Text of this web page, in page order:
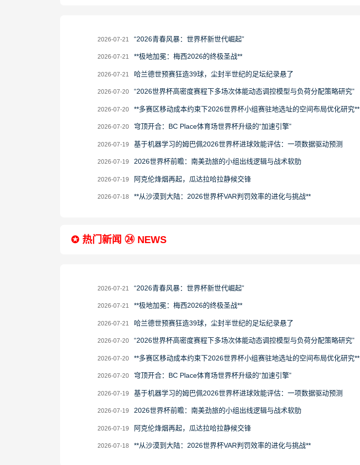
2026-
07-
21
2026-07-21 “2026青春风暴：世界杯新世代崛起”
2026-
07-
21
2026-07-21 **极地加冕：梅西2026的终极圣战**
2026-
07-
21
2026-07-21 哈兰德世预赛狂造39球，尘封半世纪的足坛纪录悬了
2026-
07-
20
2026-07-20 “2026世界杯高密度赛程下多场次体能动态调控模型与负荷分配策略研究”
2026-
07-
20
2026-07-20 **多赛区移动成本约束下2026世界杯小组赛驻地选址的空间布局优化研究**
2026-
07-
20
2026-07-20 穹顶开合：BC Place体育场世界杯升级的“加速引擎”
2026-
07-
19
2026-07-19 基于机器学习的姆巴佩2026世界杯进球效能评估：一项数据驱动预测
2026-
07-
19
2026-07-19 2026世界杯前瞻：南美劲旅的小组出线逻辑与战术软肋
2026-
07-
2026-07-19 阿克伦烽烟再起，瓜达拉哈拉静候交锋
2026-
2026-07-18 **从沙漠到大陆：2026世界杯VAR判罚效率的进化与挑战**
✪ 热门新闻 ㉔ NEWS
2026-
07-
21
2026-07-21 “2026青春风暴：世界杯新世代崛起”
2026-
07-
21
2026-07-21 **极地加冕：梅西2026的终极圣战**
2026-
07-
21
2026-07-21 哈兰德世预赛狂造39球，尘封半世纪的足坛纪录悬了
2026-
07-
20
2026-07-20 “2026世界杯高密度赛程下多场次体能动态调控模型与负荷分配策略研究”
2026-
07-
20
2026-07-20 **多赛区移动成本约束下2026世界杯小组赛驻地选址的空间布局优化研究**
2026-
07-
20
2026-07-20 穹顶开合：BC Place体育场世界杯升级的“加速引擎”
2026-
07-
19
2026-07-19 基于机器学习的姆巴佩2026世界杯进球效能评估：一项数据驱动预测
2026-
07-
19
2026-07-19 2026世界杯前瞻：南美劲旅的小组出线逻辑与战术软肋
2026-
07-
2026-07-19 阿克伦烽烟再起，瓜达拉哈拉静候交锋
2026-
2026-07-18 **从沙漠到大陆：2026世界杯VAR判罚效率的进化与挑战**